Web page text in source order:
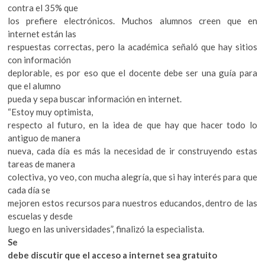
contra el 35% que
los prefiere electrónicos. Muchos alumnos creen que en
internet están las
respuestas correctas, pero la académica señaló que hay sitios
con información
deplorable, es por eso que el docente debe ser una guía para
que el alumno
pueda y sepa buscar información en internet.
“Estoy muy optimista,
respecto al futuro, en la idea de que hay que hacer todo lo
antiguo de manera
nueva, cada día es más la necesidad de ir construyendo estas
tareas de manera
colectiva, yo veo, con mucha alegría, que si hay interés para que
cada día se
mejoren estos recursos para nuestros educandos, dentro de las
escuelas y desde
luego en las universidades”, finalizó la especialista.
Se
debe discutir que el acceso a internet sea gratuito